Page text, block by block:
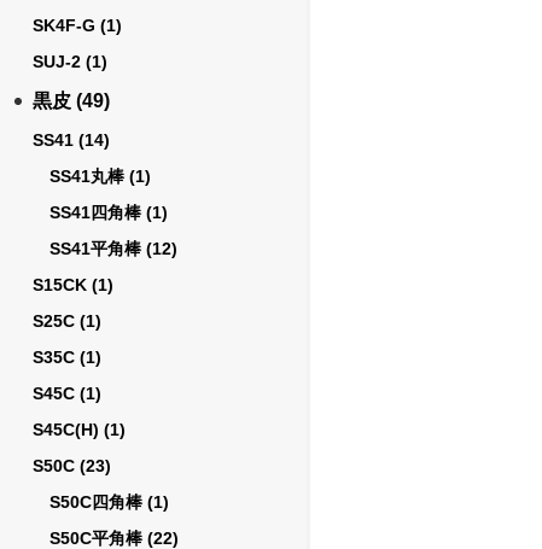
SK4F-G (1)
SUJ-2 (1)
黒皮 (49)
SS41 (14)
SS41丸棒 (1)
SS41四角棒 (1)
SS41平角棒 (12)
S15CK (1)
S25C (1)
S35C (1)
S45C (1)
S45C(H) (1)
S50C (23)
S50C四角棒 (1)
S50C平角棒 (22)